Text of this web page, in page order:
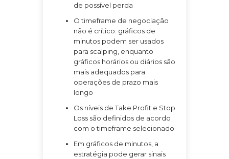
de possível perda
O timeframe de negociação
não é crítico: gráficos de
minutos podem ser usados
para scalping, enquanto
gráficos horários ou diários são
mais adequados para
operações de prazo mais
longo
Os níveis de Take Profit e Stop
Loss são definidos de acordo
com o timeframe selecionado
Em gráficos de minutos, a
estratégia pode gerar sinais